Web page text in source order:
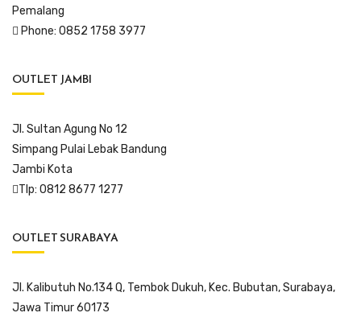
Pemalang
Phone: 0852 1758 3977
OUTLET JAMBI
Jl. Sultan Agung No 12
Simpang Pulai Lebak Bandung
Jambi Kota
Tlp: 0812 8677 1277
OUTLET SURABAYA
Jl. Kalibutuh No.134 Q, Tembok Dukuh, Kec. Bubutan, Surabaya,
Jawa Timur 60173